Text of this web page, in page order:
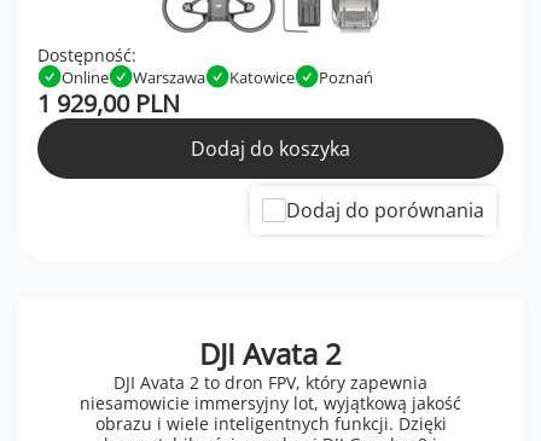
DJI Avata 2
DJI Avata 2 to dron FPV, który zapewnia
niesamowicie immersyjny lot, wyjątkową jakość
obrazu i wiele inteligentnych funkcji. Dzięki
Dostępność:
Online Warszawa Katowice Poznań
1 929,00 PLN
Dodaj do koszyka
Dodaj do porównania